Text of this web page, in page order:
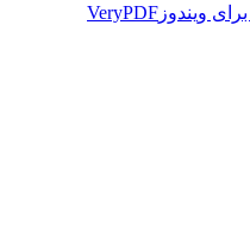
ویندوز VeryPDF